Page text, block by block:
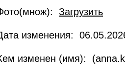
Загрузить
изменения:
изменен (имя):